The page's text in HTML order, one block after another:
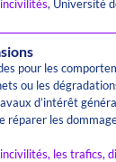
, Université
pour les
ou les
d’intérêt
réparer les
les trafics,